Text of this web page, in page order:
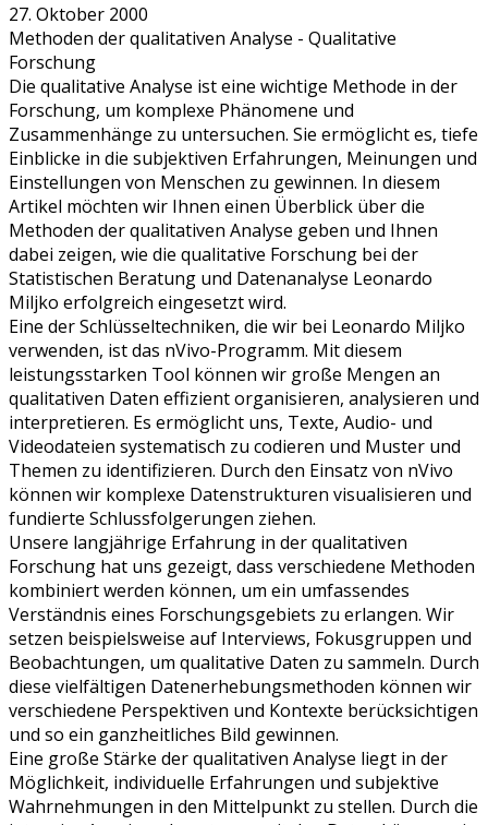
27. Oktober 2000
Methoden der qualitativen Analyse - Qualitative
Forschung
Die qualitative Analyse ist eine wichtige Methode in der
Forschung, um komplexe Phänomene und
Zusammenhänge zu untersuchen. Sie ermöglicht es, tiefe
Einblicke in die subjektiven Erfahrungen, Meinungen und
Einstellungen von Menschen zu gewinnen. In diesem
Artikel möchten wir Ihnen einen Überblick über die
Methoden der qualitativen Analyse geben und Ihnen
dabei zeigen, wie die qualitative Forschung bei der
Statistischen Beratung und Datenanalyse Leonardo
Miljko erfolgreich eingesetzt wird.
Eine der Schlüsseltechniken, die wir bei Leonardo Miljko
verwenden, ist das nVivo-Programm. Mit diesem
leistungsstarken Tool können wir große Mengen an
qualitativen Daten effizient organisieren, analysieren und
interpretieren. Es ermöglicht uns, Texte, Audio- und
Videodateien systematisch zu codieren und Muster und
Themen zu identifizieren. Durch den Einsatz von nVivo
können wir komplexe Datenstrukturen visualisieren und
fundierte Schlussfolgerungen ziehen.
Unsere langjährige Erfahrung in der qualitativen
Forschung hat uns gezeigt, dass verschiedene Methoden
kombiniert werden können, um ein umfassendes
Verständnis eines Forschungsgebiets zu erlangen. Wir
setzen beispielsweise auf Interviews, Fokusgruppen und
Beobachtungen, um qualitative Daten zu sammeln. Durch
diese vielfältigen Datenerhebungsmethoden können wir
verschiedene Perspektiven und Kontexte berücksichtigen
und so ein ganzheitliches Bild gewinnen.
Eine große Stärke der qualitativen Analyse liegt in der
Möglichkeit, individuelle Erfahrungen und subjektive
Wahrnehmungen in den Mittelpunkt zu stellen. Durch die